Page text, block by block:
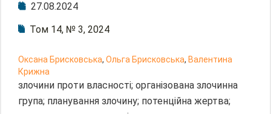
27.08.2024
Том 14, № 3, 2024
Оксана Брисковська, Ольга Брисковська, Валентина
Крижна
злочини проти власності; організована злочинна
група; планування злочину; потенційна жертва;